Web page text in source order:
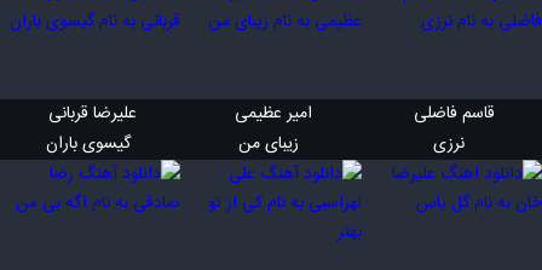
قاسم فاضلی
نرزی
امیر عظیمی
زیبای من
علیرضا قربانی
گیسوی باران